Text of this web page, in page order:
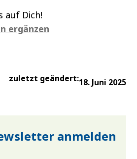
auf Dich!
ergänzen
zuletzt geändert:18. Juni 2025
anmelden